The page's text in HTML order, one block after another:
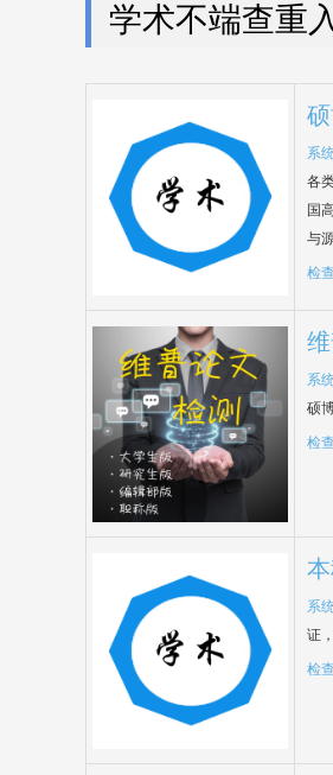
学术不端查重
系
各
国
与
检
系
硕
检
系
证
检